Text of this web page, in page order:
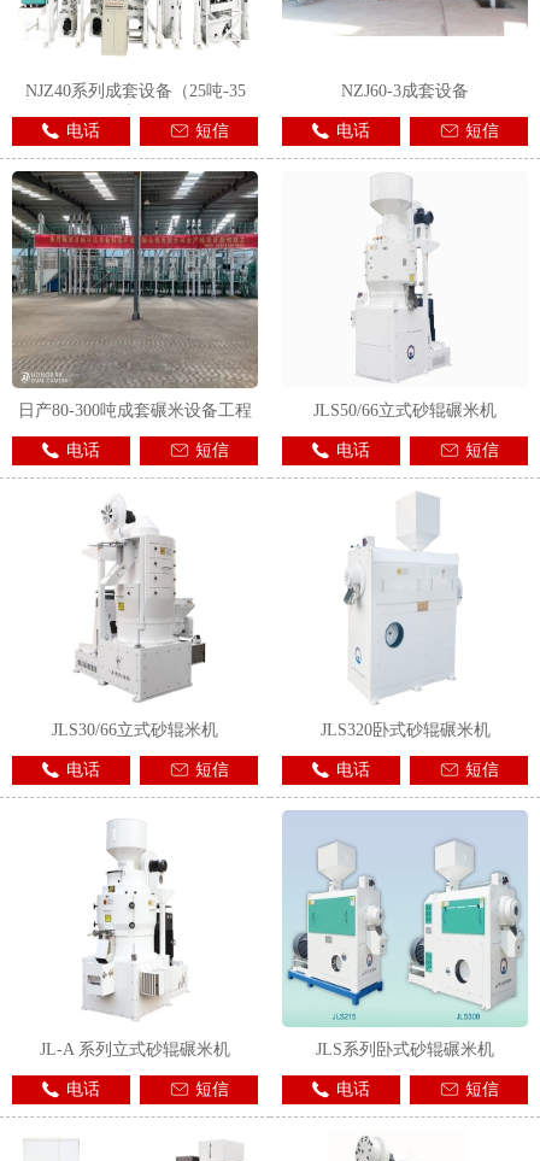
NJZ40系列成套设备（25吨-35
电话
短信
NZJ60-3成套设备
电话 短信
日产80-300吨成套碾米设备工程
电话 短信
JLS50/66立式砂辊碾米机
电话 短信
JLS30/66立式砂辊米机
电话 短信
JLS320卧式砂辊碾米机
电话 短信
JL-A 系列立式砂辊碾米机
电话 短信
JLS系列卧式砂辊碾米机
电话 短信